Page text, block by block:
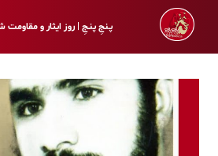
پـنجِ پنـجِ | روز ایثار و مقاومت